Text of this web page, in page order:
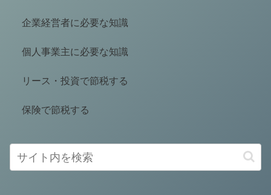
企業経営者に必要な知識
個人事業主に必要な知識
リース・投資で節税する
保険で節税する